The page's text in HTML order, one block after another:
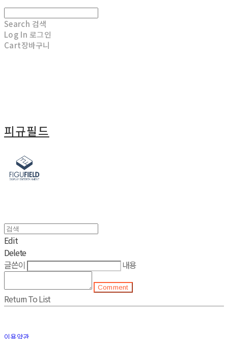
Search 검색
Log In 로그인
Cart장바구니
피규필드
Edit
Delete
글쓴이
내용
Comment
Return To List
이용약관